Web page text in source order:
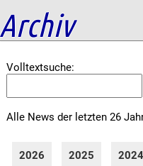
Archiv
Volltextsuche:
Alle News der letzten 26
2026 2025